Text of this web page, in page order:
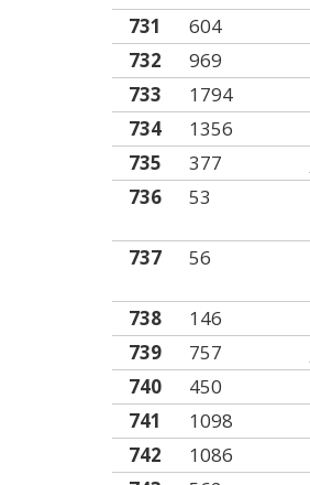
731
604
732
969
733
1794
734
1356
735
377
736
53
737 56
738 146
739
757
740
450
741
1098
742
1086